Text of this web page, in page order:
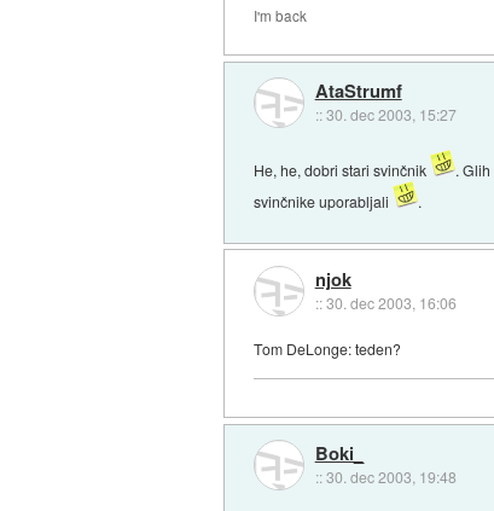
I'm back
AtaStrumf
::30. dec 2003, 15:27
He, he, dobri stari svinčnik
.
svinčnike uporabljali
.
njok
::30. dec 2003, 16:06
Tom DeLonge: teden?
Boki_
::30. dec 2003, 19:48